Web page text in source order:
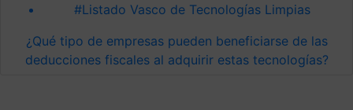
#Listado Vasco de Tecnologías Limpias
¿Qué tipo de empresas pueden beneficiarse de las
deducciones fiscales al adquirir estas tecnologías?